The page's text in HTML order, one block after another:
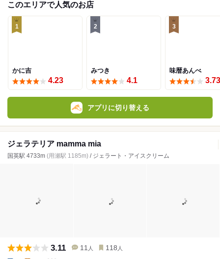
このエリアで人気のお店
1
かに吉
4.23
2
みつき
4.1
3
味暦あんべ
3.73
アプリに切り替える
ジェラテリア mamma mia
国英駅 4733m (用瀬駅 1185m) / ジェラート・アイスクリーム
3.11 11 人 118 人